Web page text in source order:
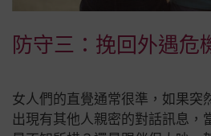
防守三：挽回外遇危
女人們的直覺通常很準，如果突
出現有其他人親密的對話訊息，